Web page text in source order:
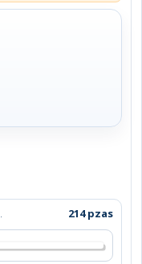
214 pzas